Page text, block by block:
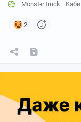
Monster truck
2